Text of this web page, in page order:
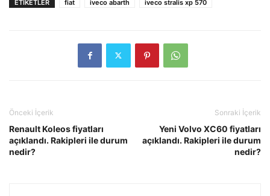
ETIKETLER fiat iveco abarth iveco stralis xp 570
Önceki İçerik
Renault Koleos fiyatları
açıklandı. Rakipleri ile durum
nedir?
Sonraki İçerik
Yeni Volvo XC60 fiyatları
açıklandı. Rakipleri ile durum
nedir?